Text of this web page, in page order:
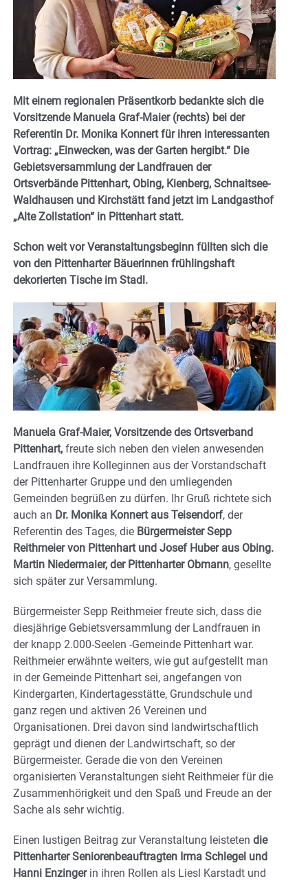
Mit einem regionalen Präsentkorb bedankte sich die
Vorsitzende Manuela Graf-Maier (rechts) bei der
Referentin Dr. Monika Konnert für ihren interessanten
Vortrag: „Einwecken, was der Garten hergibt.“ Die
Gebietsversammlung der Landfrauen der
Ortsverbände Pittenhart, Obing, Kienberg, Schnaitsee-
Waldhausen und Kirchstätt fand jetzt im Landgasthof
„Alte Zollstation“ in Pittenhart statt.
Schon weit vor Veranstaltungsbeginn füllten sich die
von den Pittenharter Bäuerinnen frühlingshaft
dekorierten Tische im Stadl.
Manuela Graf-Maier, Vorsitzende des Ortsverband
Pittenhart, freute sich neben den vielen anwesenden
Landfrauen ihre Kolleginnen aus der Vorstandschaft
der Pittenharter Gruppe und den umliegenden
Gemeinden begrüßen zu dürfen. Ihr Gruß richtete sich
auch an Dr. Monika Konnert aus Teisendorf, der
Referentin des Tages, die Bürgermeister Sepp
Reithmeier von Pittenhart und Josef Huber aus Obing.
Martin Niedermaier, der Pittenharter Obmann, gesellte
sich später zur Versammlung.
Bürgermeister Sepp Reithmeier freute sich, dass die
diesjährige Gebietsversammlung der Landfrauen in
der knapp 2.000-Seelen -Gemeinde Pittenhart war.
Reithmeier erwähnte weiters, wie gut aufgestellt man
in der Gemeinde Pittenhart sei, angefangen von
Kindergarten, Kindertagesstätte, Grundschule und
ganz regen und aktiven 26 Vereinen und
Organisationen. Drei davon sind landwirtschaftlich
geprägt und dienen der Landwirtschaft, so der
Bürgermeister. Gerade die von den Vereinen
organisierten Veranstaltungen sieht Reithmeier für die
Zusammenhörigkeit und den Spaß und Freude an der
Sache als sehr wichtig.
Einen lustigen Beitrag zur Veranstaltung leisteten die
Pittenharter Seniorenbeauftragten Irma Schlegel und
Hanni Enzingerin ihren Rollen als Liesl Karstadt und